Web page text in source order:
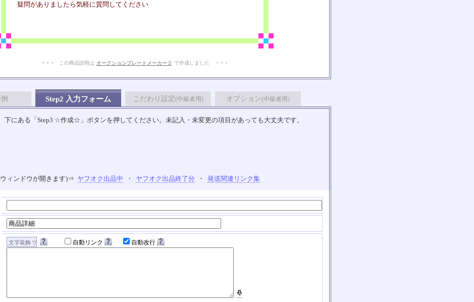
疑問がありましたら気軽に質問してください
+ + + この商品説明は オークションプレートメーカー２ で作成しました + + +
Step2 入力フォーム こだわり設定(中級者用) オプション(中級者用)
下にある「Step3 ☆作成☆」ボタンを押してください。未記入・未変更の項目があっても大丈夫です。
ィンドウが開きます)⇒ ヤフオク出品中 ・ ヤフオク出品終了分 ・ 発送関連リンク集
自動リンク 自動改行